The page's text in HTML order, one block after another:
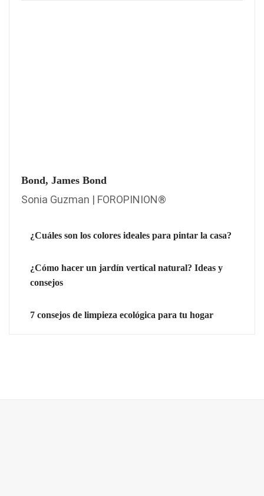
Bond, James Bond
Sonia Guzman | FOROPINION®
¿Cuáles son los colores ideales para pintar la casa?
¿Cómo hacer un jardín vertical natural? Ideas y
consejos
7 consejos de limpieza ecológica para tu hogar